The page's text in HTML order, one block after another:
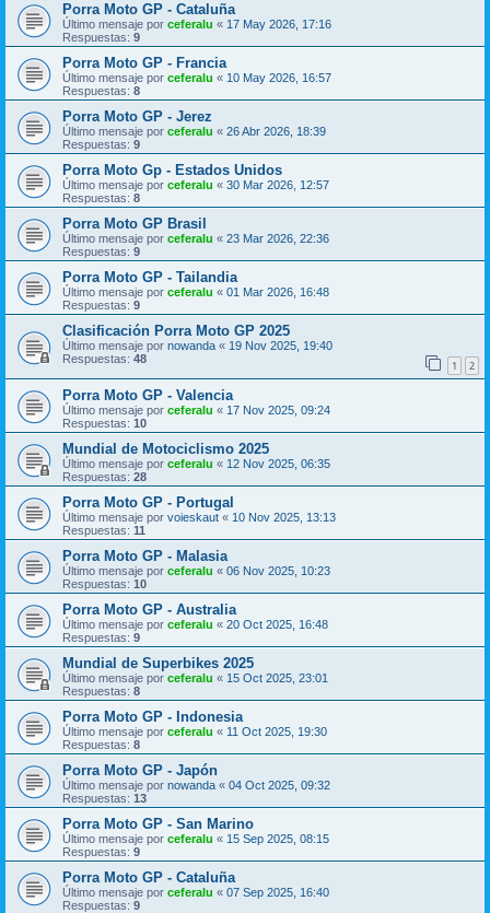
Porra Moto GP - Cataluña
Último mensaje por ceferalu « 17 May 2026, 17:16
Respuestas: 9
Porra Moto GP - Francia
Último mensaje por ceferalu « 10 May 2026, 16:57
Respuestas: 8
Porra Moto GP - Jerez
Último mensaje por ceferalu « 26 Abr 2026, 18:39
Respuestas: 9
Porra Moto Gp - Estados Unidos
Último mensaje por ceferalu « 30 Mar 2026, 12:57
Respuestas: 8
Porra Moto GP Brasil
Último mensaje por ceferalu « 23 Mar 2026, 22:36
Respuestas: 9
Porra Moto GP - Tailandia
Último mensaje por ceferalu « 01 Mar 2026, 16:48
Respuestas: 9
Clasificación Porra Moto GP 2025
Último mensaje por nowanda « 19 Nov 2025, 19:40
Respuestas: 48 1 2
Porra Moto GP - Valencia
Último mensaje por ceferalu « 17 Nov 2025, 09:24
Respuestas: 10
Mundial de Motociclismo 2025
Último mensaje por ceferalu « 12 Nov 2025, 06:35
Respuestas: 28
Porra Moto GP - Portugal
Último mensaje por voieskaut « 10 Nov 2025, 13:13
Respuestas: 11
Porra Moto GP - Malasia
Último mensaje por ceferalu « 06 Nov 2025, 10:23
Respuestas: 10
Porra Moto GP - Australia
Último mensaje por ceferalu « 20 Oct 2025, 16:48
Respuestas: 9
Mundial de Superbikes 2025
Último mensaje por ceferalu « 15 Oct 2025, 23:01
Respuestas: 8
Porra Moto GP - Indonesia
Último mensaje por ceferalu « 11 Oct 2025, 19:30
Respuestas: 8
Porra Moto GP - Japón
Último mensaje por nowanda « 04 Oct 2025, 09:32
Respuestas: 13
Porra Moto GP - San Marino
Último mensaje por ceferalu « 15 Sep 2025, 08:15
Respuestas: 9
Porra Moto GP - Cataluña
Último mensaje por ceferalu « 07 Sep 2025, 16:40
Respuestas: 9